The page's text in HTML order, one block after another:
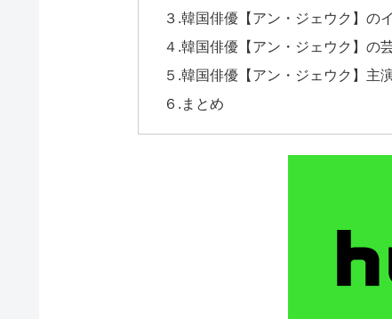
３.韓国俳優【アン・ジェウク】の
４.韓国俳優【アン・ジェウク】の
５.韓国俳優【アン・ジェウク】主
６.まとめ